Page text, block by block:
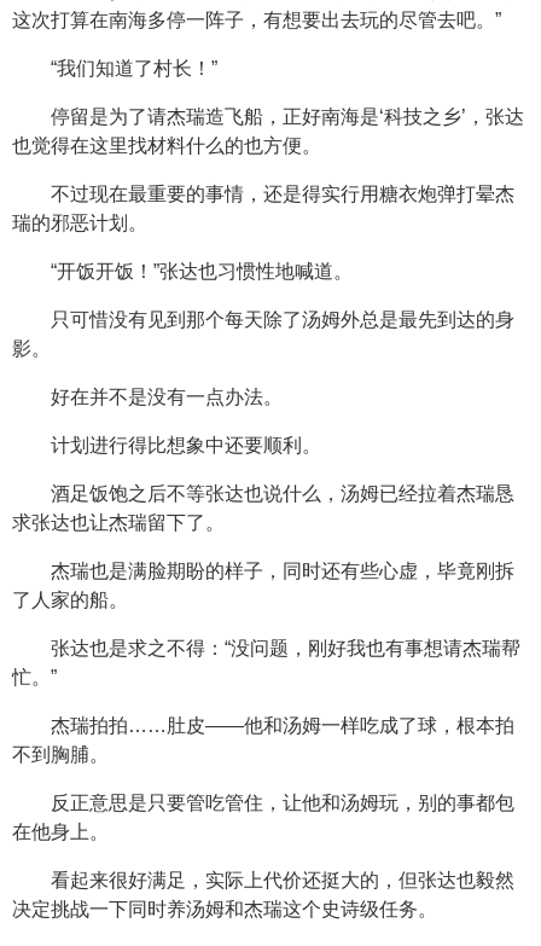
这次打算在南海多停一阵子，有想要出去玩的尽管去吧。”
“我们知道了村长！”
停留是为了请杰瑞造飞船，正好南海是‘科技之乡’，张达
也觉得在这里找材料什么的也方便。
不过现在最重要的事情，还是得实行用糖衣炮弹打晕杰
瑞的邪恶计划。
“开饭开饭！”张达也习惯性地喊道。
只可惜没有见到那个每天除了汤姆外总是最先到达的身
影。
好在并不是没有一点办法。
计划进行得比想象中还要顺利。
酒足饭饱之后不等张达也说什么，汤姆已经拉着杰瑞恳
求张达也让杰瑞留下了。
杰瑞也是满脸期盼的样子，同时还有些心虚，毕竟刚拆
了人家的船。
张达也是求之不得：“没问题，刚好我也有事想请杰瑞帮
忙。”
杰瑞拍拍……肚皮——他和汤姆一样吃成了球，根本拍
不到胸脯。
反正意思是只要管吃管住，让他和汤姆玩，别的事都包
在他身上。
看起来很好满足，实际上代价还挺大的，但张达也毅然
决定挑战一下同时养汤姆和杰瑞这个史诗级任务。